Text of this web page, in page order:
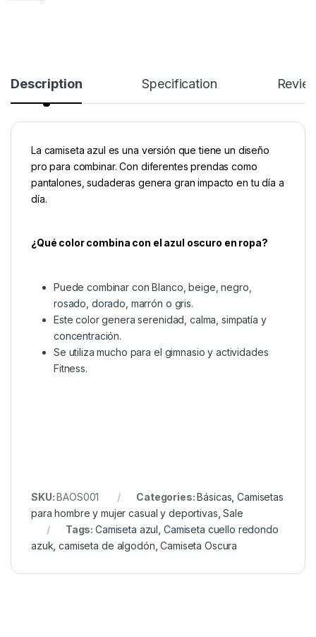
Description Specification
La camiseta azul es una versión que tiene un diseño
pro para combinar. Con diferentes prendas como
pantalones, sudaderas genera gran impacto en tu día a
día.
¿Qué color combina con el azul oscuro en ropa?
Puede combinar con Blanco, beige, negro,
rosado, dorado, marrón o gris.
Este color genera serenidad, calma, simpatía y
concentración.
Se utiliza mucho para el gimnasio y actividades
Fitness.
SKU: BAOS001 Categories: Básicas,Camisetas
para hombre y mujer casual y deportivas,Sale
Tags:Camiseta azul , Camiseta cuello redondo
azuk,camiseta de algodón,Camiseta Oscura